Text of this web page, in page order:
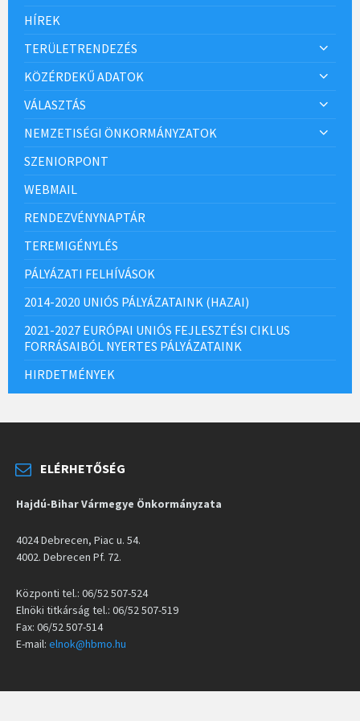
HÍREK
TERÜLETRENDEZÉS
KÖZÉRDEKŰ ADATOK
VÁLASZTÁS
NEMZETISÉGI ÖNKORMÁNYZATOK
SZENIORPONT
WEBMAIL
RENDEZVÉNYNAPTÁR
TEREMIGÉNYLÉS
PÁLYÁZATI FELHÍVÁSOK
2014-2020 UNIÓS PÁLYÁZATAINK (HAZAI)
2021-2027 EURÓPAI UNIÓS FEJLESZTÉSI CIKLUS
FORRÁSAIBÓL NYERTES PÁLYÁZATAINK
HIRDETMÉNYEK
ELÉRHETŐSÉG
Hajdú-Bihar Vármegye Önkormányzata
4024 Debrecen, Piac u. 54.
4002. Debrecen Pf. 72.
Központi tel.: 06/52 507-524
Elnöki titkárság tel.: 06/52 507-519
Fax: 06/52 507-514
E-mail: elnok@hbmo.hu